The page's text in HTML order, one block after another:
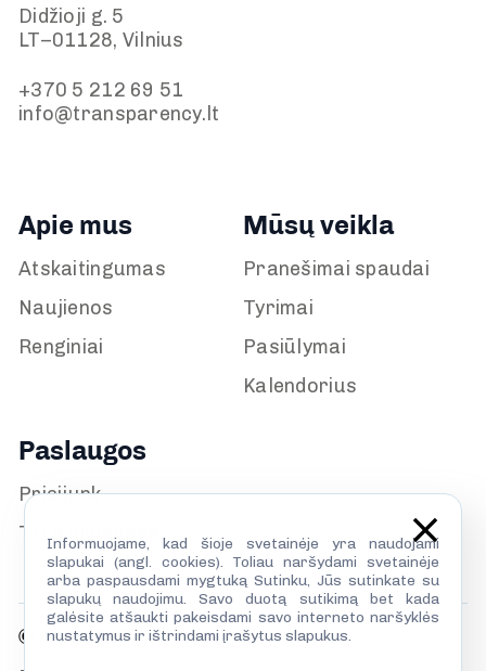
Didžioji g. 5
LT–01128, Vilnius
+370 5 212 69 51
info@transparency.lt
Apie mus
Atskaitingumas
Naujienos
Renginiai
Mūsų veikla
Pranešimai spaudai
Tyrimai
Pasiūlymai
Kalendorius
Paslaugos
Prisijunk
TILS biblioteka
© TILS 2026
Informuojame, kad šioje svetainėje yra naudojami
slapukai (angl. cookies). Toliau naršydami svetainėje
arba paspausdami mygtuką Sutinku, Jūs sutinkate su
slapukų naudojimu. Savo duotą sutikimą bet kada
galėsite atšaukti pakeisdami savo interneto naršyklės
nustatymus ir ištrindami įrašytus slapukus.